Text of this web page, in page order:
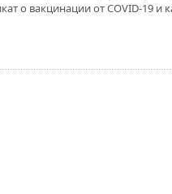
о вакцинации от COVID-19 и